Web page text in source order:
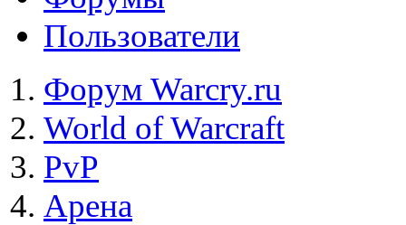
Пользователи
Форум Warcry.ru
World of Warcraft
PvP
Арена